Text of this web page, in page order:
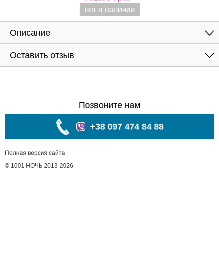
нет в наличии
Описание
Оставить отзыв
Позвоните нам
+38 097 474 84 88
Полная версия сайта
© 1001 НОЧЬ 2013-2026